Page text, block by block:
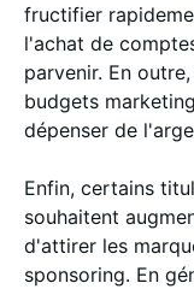
fructifier
l'achat de
parvenir. En
budgets
dépenser de
Enfin, certains
souhaitent
d'attirer les
sponsoring. En